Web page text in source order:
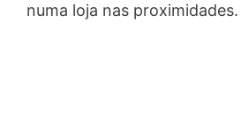
numa loja nas proximidades.